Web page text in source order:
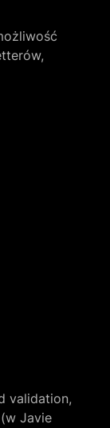
validation,
Javie